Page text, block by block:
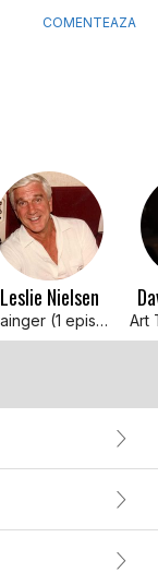
COMENTEAZA
Leslie Nielsen
Grainger (1 episode, 1964)